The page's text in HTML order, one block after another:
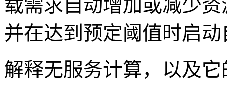
载需求自动增加或减少
并在达到预定阈值时启
解释无服务计算，以及